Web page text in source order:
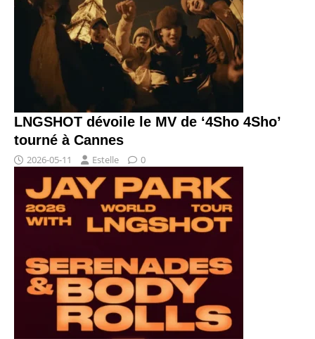
LNGSHOT dévoile le MV de ‘4Sho 4Sho’
tourné à Cannes
2026-05-11 Estelle 0